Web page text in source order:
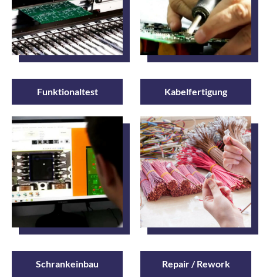
Funktionaltest Kabelfertigung
Schrankeinbau Repair / Rework